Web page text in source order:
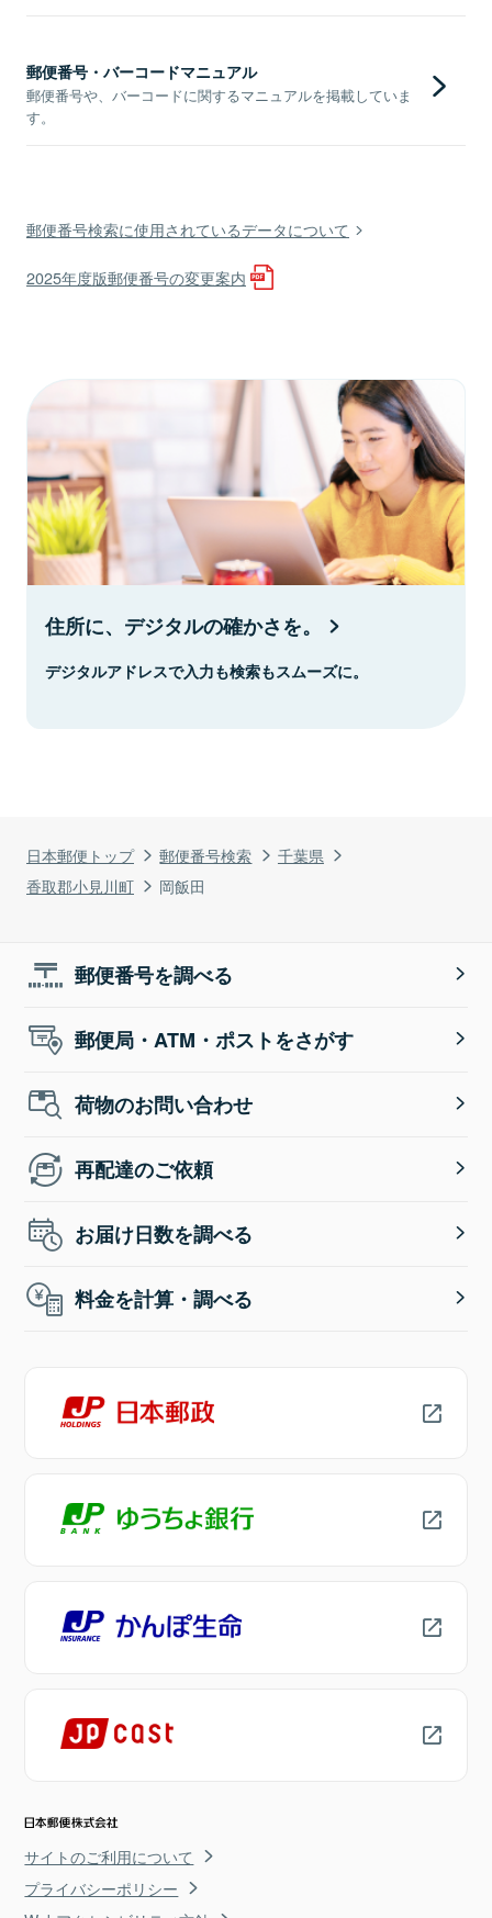
日本郵便トップ 郵便番号検索
千葉県
香取郡小見川町
岡飯田
郵便番号・バーコードマニュアル
郵便番号や、バーコードに関するマニュアルを掲載していま
す。
郵便番号検索に使用されているデータについて
2025年度版郵便番号の変更案内
住所に、デジタルの確かさを。
デジタルアドレスで入力も検索もスムーズに。
郵便番号を調べる
郵便局・ATM・ポストをさがす
荷物のお問い合わせ
再配達のご依頼
お届け日数を調べる
料金を計算・調べる
サイトのご利用について
プライバシーポリシー